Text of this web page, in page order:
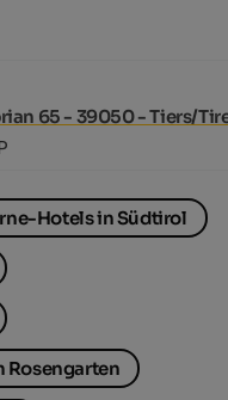
65 - 39050 - Tiers/
Hotels in Südtirol
Rosengarten